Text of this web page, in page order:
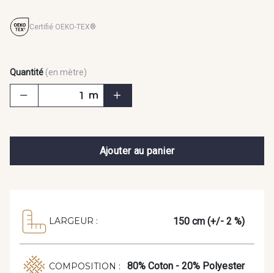
Certifié OEKO-TEX®
Quantité (en mètre)
m
Ajouter au panier
LARGEUR : 150 cm (+/- 2 %)
COMPOSITION : 80% Coton - 20% Polyester